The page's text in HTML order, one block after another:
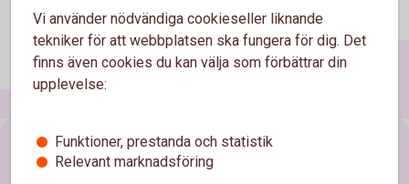
Vi använder nödvändiga cookieseller liknande
tekniker för att webbplatsen ska fungera för dig. Det
finns även cookies du kan välja som förbättrar din
upplevelse:
Funktioner, prestanda och statistik
Relevant marknadsföring
Sidfot
Hitta snabbt